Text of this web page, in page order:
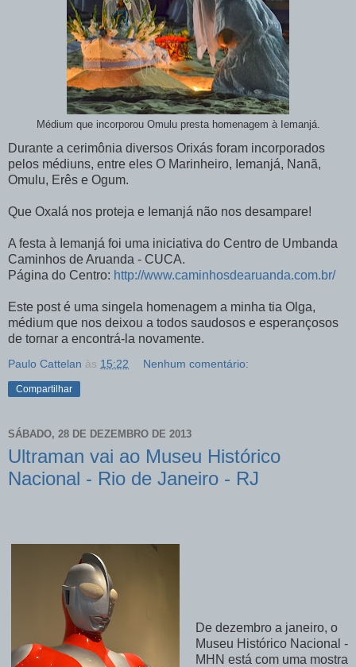
Médium que incorporou Omulu presta homenagem à Iemanjá.
Durante a cerimônia diversos Orixás foram incorporados
pelos médiuns, entre eles O Marinheiro, Iemanjá, Nanã,
Omulu, Erês e Ogum.
Que Oxalá nos proteja e Iemanjá não nos desampare!
A festa à Iemanjá foi uma iniciativa do Centro de Umbanda
Caminhos de Aruanda - CUCA.
Página do Centro: http://www.caminhosdearuanda.com.br/
Este post é uma singela homenagem a minha tia Olga,
médium que nos deixou a todos saudosos e esperançosos
de tornar a encontrá-la novamente.
Paulo Cattelan às 15:22 Nenhum comentário:
Compartilhar
SÁBADO, 28 DE DEZEMBRO DE 2013
Ultraman vai ao Museu Histórico
Nacional - Rio de Janeiro - RJ
De dezembro a janeiro, o
Museu Histórico Nacional -
MHN está com uma mostra